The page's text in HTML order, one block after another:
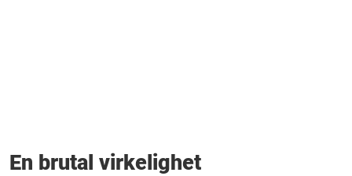
En brutal virkelighet